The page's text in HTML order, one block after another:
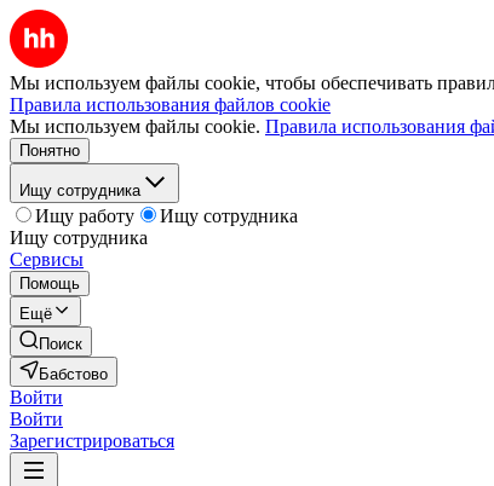
Мы используем файлы cookie, чтобы обеспечивать
Правила использования файлов cookie
Мы используем файлы cookie. Правила использования
Понятно
Ищу сотрудника
Ищу работу
Ищу сотрудника
Ищу сотрудника
Сервисы
Помощь
Ещё
Поиск
Бабстово
Войти
Войти
Зарегистрироваться